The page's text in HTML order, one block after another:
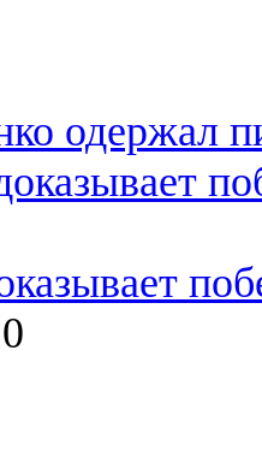
одержал